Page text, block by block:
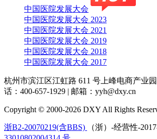
中国医院发展大会
中国医院发展大会 2023
中国医院发展大会 2021
中国医院发展大会 2019
中国医院发展大会 2018
中国医院发展大会 2017
杭州市滨江区江虹路 611 号上峰电商产业
话：400-657-1929 | 邮箱：yyh@dxy.cn
Copyright © 2000-2026 DXY All Rights
浙B2-20070219(含BBS) （浙）-经营性-